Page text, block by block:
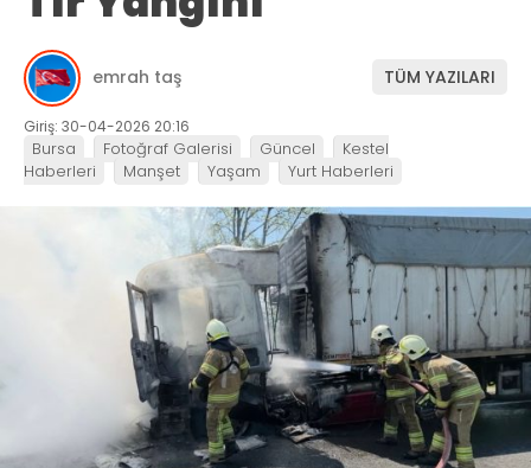
emrah taş TÜM YAZILARI
Giriş: 30-04-2026 20:16
Bursa Fotoğraf Galerisi Güncel
Kestel
Haberleri
Manşet Yaşam Yurt Haberleri